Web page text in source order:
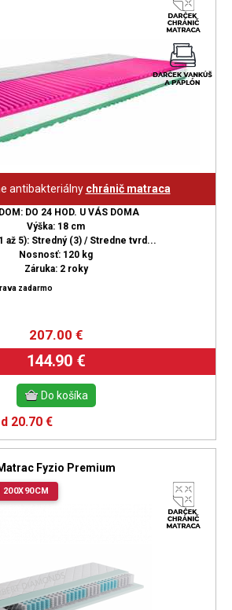
antibakteriálny chránič matraca
DO 24 HOD. U VÁS DOMA
Výška: 18 cm
až 5): Stredný (3) / Stredne tvrd...
Nosnosť: 120 kg
Záruka: 2 roky
zadarmo
207.00 €
144.90 €
20.70 €
Fyzio Premium
200X90CM